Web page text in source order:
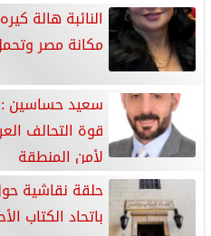
النائبة هالة
مكانة مصر
سعيد حساسين :
قوة التحالف
لأمن المنطقة
حلقة نقاشية
باتحاد الكتاب